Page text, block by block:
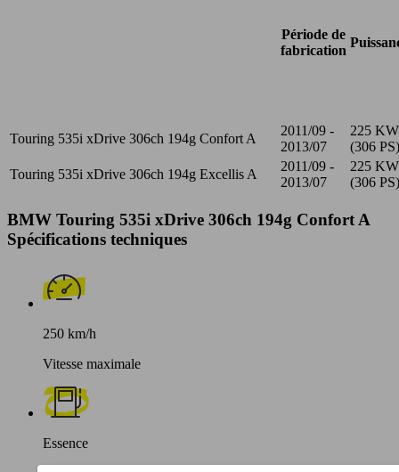
Période de
fabrication
Touring 535i xDrive 306ch 194g Confort A
2011/09 -
2013/07
225 KW
(306 PS)
Touring 535i xDrive 306ch 194g Excellis A
2011/09 -
2013/07
225 KW
(306 PS)
BMW Touring 535i xDrive 306ch 194g Confort A
Spécifications techniques
250 km/h
Vitesse maximale
Essence